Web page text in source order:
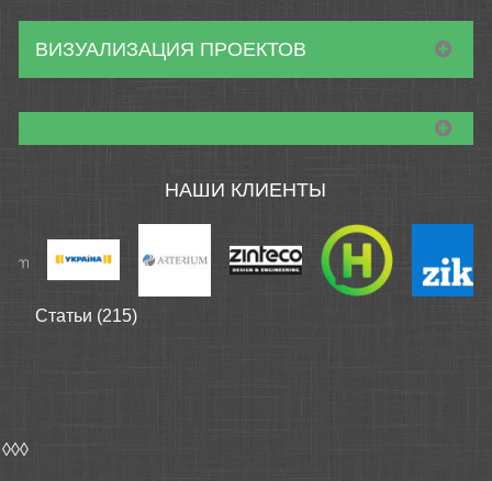
ВИЗУАЛИЗАЦИЯ ПРОЕКТОВ
НАШИ КЛИЕНТЫ
Статьи (215)
◊◊◊